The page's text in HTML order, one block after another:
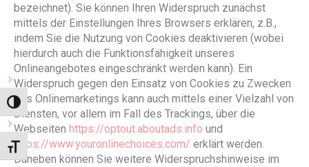
Umschalten auf hohe Kontraste
Schrift vergrößern
bezeichnet). Sie können Ihren Widerspruch zunächst
mittels der Einstellungen Ihres Browsers erklären, z.B.,
indem Sie die Nutzung von Cookies deaktivieren (wobei
hierdurch auch die Funktionsfähigkeit unseres
Onlineangebotes eingeschränkt werden kann). Ein
Widerspruch gegen den Einsatz von Cookies zu Zwecken
des Onlinemarketings kann auch mittels einer Vielzahl von
Diensten, vor allem im Fall des Trackings, über die
Webseiten https://optout.aboutads.info und
https://www.youronlinechoices.com/ erklärt werden.
Daneben können Sie weitere Widerspruchshinweise im